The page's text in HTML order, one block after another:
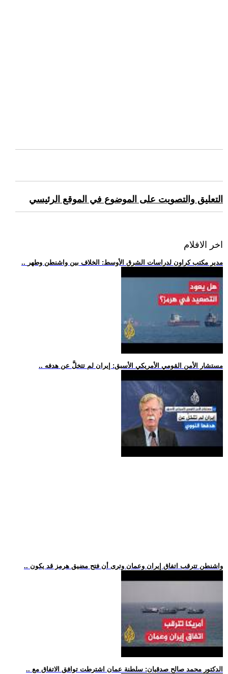
التعليق والتصويت على الموضوع في الموقع الرئيسي
اخر الافلام
.. مدير مكتب كراون لدراسات الشرق الأوسط: الخلاف بين واشنطن وطهر
.. مستشار الأمن القومي الأمريكي الأسبق: إيران لم تتخلَّ عن هدفه
.. واشنطن تترقب اتفاق إيران وعمان وترى أن فتح مضيق هرمز قد يكون
.. الدكتور محمد صالح صدقيان: سلطنة عمان اشترطت توافق الاتفاق مع